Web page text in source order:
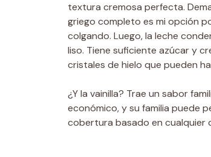
textura cremosa perfecta.
griego completo es mi opción
colgando. Luego, la leche
liso. Tiene suficiente azúcar y
cristales de hielo que pueden
¿Y la vainilla? Trae un sabor
económico, y su familia puede
cobertura basado en cualquier